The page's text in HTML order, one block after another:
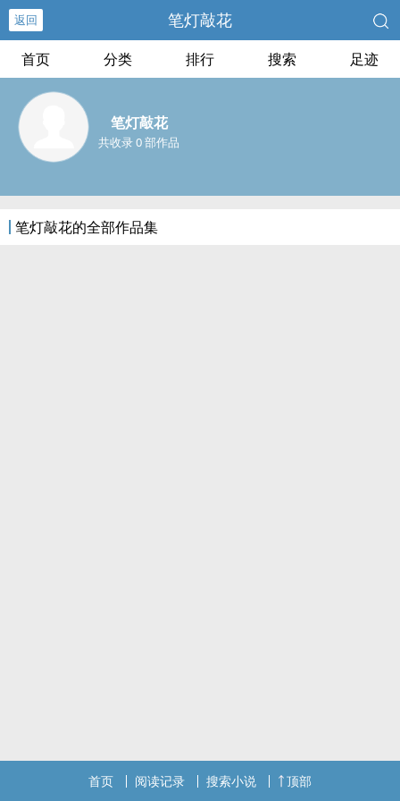
返回 笔灯敲花
首页 分类 排行 搜索 足迹
笔灯敲花
共收录 0 部作品
笔灯敲花的全部作品集
首页 阅读记录 搜索小说 顶部